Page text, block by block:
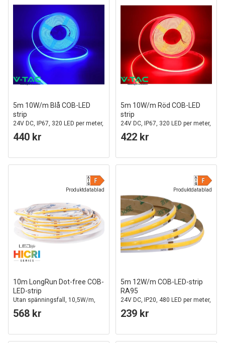
5m 10W/m Blå COB-LED
strip
24V DC, IP67, 320 LED per meter,
COB LED
440 kr
5m 10W/m Röd COB-LED
strip
24V DC, IP67, 320 LED per meter,
COB LED
422 kr
Produktdatablad
10m LongRun Dot-free COB-
LED-strip
Utan spänningsfall, 10,5W/m,
IP20, 312 LED per meter, 24V,
COB LED, RA95
568 kr
Produktdatablad
5m 12W/m COB-LED-strip
RA95
24V DC, IP20, 480 LED per meter,
COB LED
239 kr